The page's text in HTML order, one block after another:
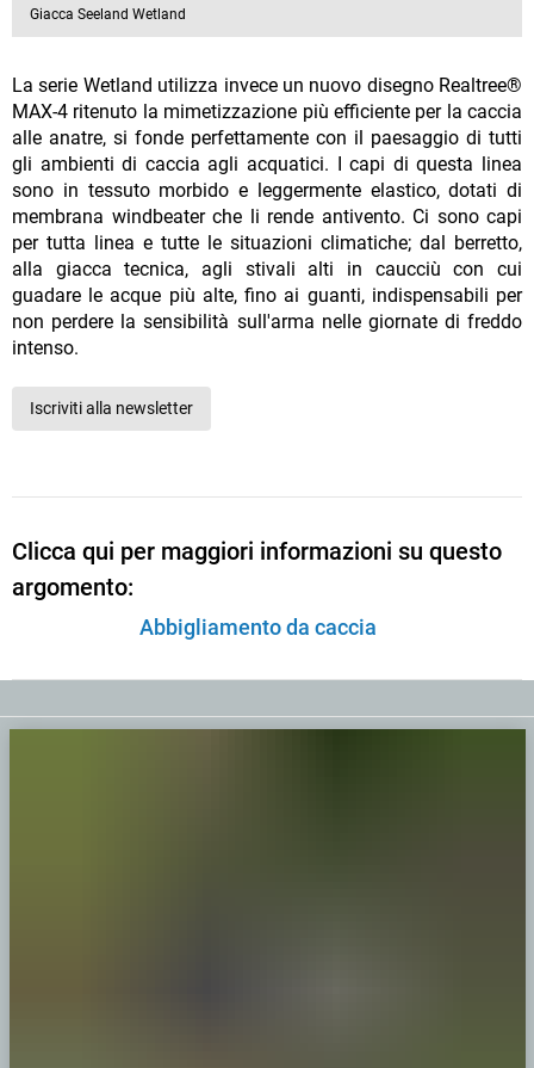
Giacca Seeland Wetland
La serie Wetland utilizza invece un nuovo disegno Realtree®
MAX-4 ritenuto la mimetizzazione più efficiente per la caccia
alle anatre, si fonde perfettamente con il paesaggio di tutti
gli ambienti di caccia agli acquatici. I capi di questa linea
sono in tessuto morbido e leggermente elastico, dotati di
membrana windbeater che li rende antivento. Ci sono capi
per tutta linea e tutte le situazioni climatiche; dal berretto,
alla giacca tecnica, agli stivali alti in caucciù con cui
guadare le acque più alte, fino ai guanti, indispensabili per
non perdere la sensibilità sull'arma nelle giornate di freddo
intenso.
Iscriviti alla newsletter
Clicca qui per maggiori informazioni su questo
argomento:
Abbigliamento da caccia